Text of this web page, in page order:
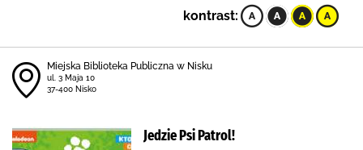
kontrast:
Miejska Biblioteka Publiczna w Nisku
ul. 3 Maja 10
37-400 Nisko
Jedzie Psi Patrol!